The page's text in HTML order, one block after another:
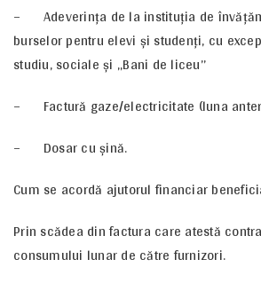
– Adeverința de la instituția de
burselor pentru elevi și studenți, cu
studiu, sociale și ,,Bani de liceu’’
– Factură gaze/electricitate (luna
– Dosar cu șină.
Cum se acordă ajutorul financiar
Prin scădea din factura care atestă
consumului lunar de către furnizori.